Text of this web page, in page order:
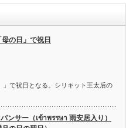
の日」で祝日
」で祝日となる。シリキット王太后の
ンサー（เข้าพรรษา 雨安居入り）